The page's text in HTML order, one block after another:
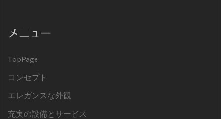
メニュー
TopPage
コンセプト
エレガンスな外観
充実の設備とサービス